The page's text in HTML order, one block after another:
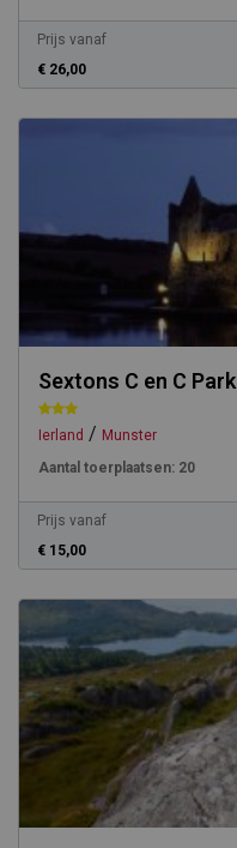
Prijs vanaf
€ 26,00
Sextons C en C Park
Ierland / Munster
Aantal toerplaatsen: 20
Prijs vanaf
€ 15,00